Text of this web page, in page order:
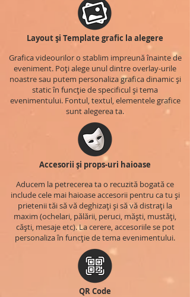
Layout și Template grafic la alegere
Grafica videourilor o stablim impreună înainte de
eveniment. Poți alege unul dintre overlay-urile
noastre sau putem personaliza grafica dinamic și
static în funcție de specificul și tema
evenimentului. Fontul, textul, elementele grafice
sunt alegerea ta.
Accesorii și props-uri haioase
Aducem la petrecerea ta o recuzită bogată ce
include cele mai haioase accesorii pentru ca tu și
prietenii tăi să vă deghizați și să vă distrați la
maxim (ochelari, pălării, peruci, măști, mustăți,
căști, mesaje etc). La cerere, accesoriile se pot
personaliza în funcție de tema evenimentului.
QR Code